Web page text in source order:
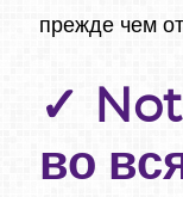
прежде чем
во